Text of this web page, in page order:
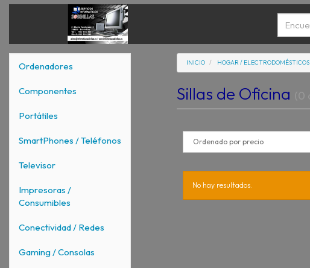
Ordenadores
Componentes
Portátiles
SmartPhones / Teléfonos
Televisor
Impresoras /
Consumibles
Conectividad / Redes
Gaming / Consolas
INICIO HOGAR / ELECTRODOMÉSTICOS
Sillas de Oficina
No hay resultados.